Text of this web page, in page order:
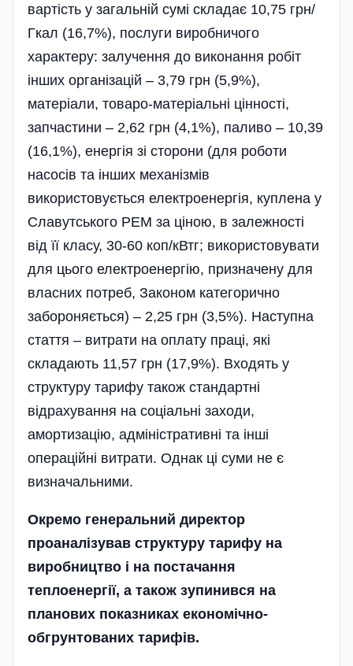
вартість у загальній сумі складає 10,75 грн/
Гкал (16,7%), послуги виробничого
характеру: залучення до виконання робіт
інших організацій – 3,79 грн (5,9%),
матеріали, товаро-матеріальні цінності,
запчастини – 2,62 грн (4,1%), паливо – 10,39
(16,1%), енергія зі сторони (для роботи
насосів та інших механізмів
використовується електроенергія, куплена у
Славутського РЕМ за ціною, в залежності
від її класу, 30-60 коп/кВтг; використовувати
для цього електроенергію, призначену для
власних потреб, Законом категорично
забороняється) – 2,25 грн (3,5%). Наступна
стаття – витрати на оплату праці, які
складають 11,57 грн (17,9%). Входять у
структуру тарифу також стандартні
відрахування на соціальні заходи,
амортизацію, адміністративні та інші
операційні витрати. Однак ці суми не є
визначальними.
Окремо генеральний директор
проаналізував структуру тарифу на
виробництво і на постачання
теплоенергії, а також зупинився на
планових показниках економічно-
обгрунтованих тарифів.